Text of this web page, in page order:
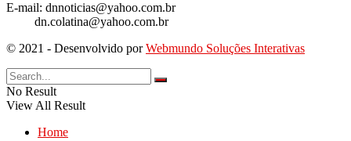
E-mail: dnnoticias@yahoo.com.br
dn.colatina@yahoo.com.br
© 2021 - Desenvolvido porWebmundo Soluções Interativas
No Result
View All Result
Home